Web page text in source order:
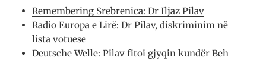
Remembering Srebrenica: Dr Iljaz Pilav
Radio Europa e Lirë: Dr Pilav, diskriminim në
lista votuese
Deutsche Welle: Pilav fitoi gjyqin kundër Beh